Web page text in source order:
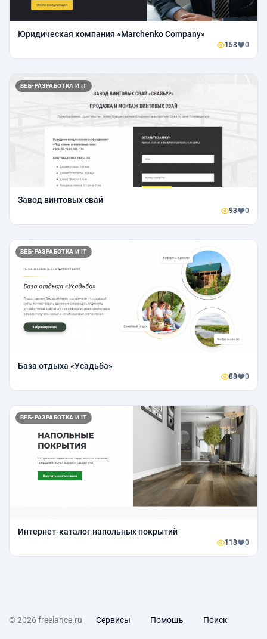
Юридическая компания «Marchenko Company»
158 0
ВЕБ-РАЗРАБОТКА И IT
Завод винтовых свай
93 0
ВЕБ-РАЗРАБОТКА И IT
База отдыха «Усадьба»
88 0
ВЕБ-РАЗРАБОТКА И IT
Интернет-каталог напольных покрытий
118 0
© 2026 freelance.ru Сервисы Помощь Поиск